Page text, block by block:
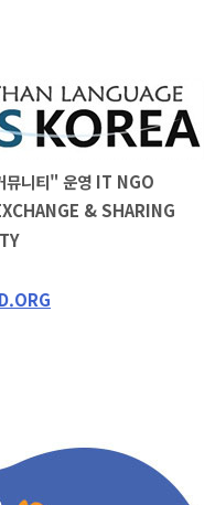
뮤니티" 운영 IT NGO
& SHARING